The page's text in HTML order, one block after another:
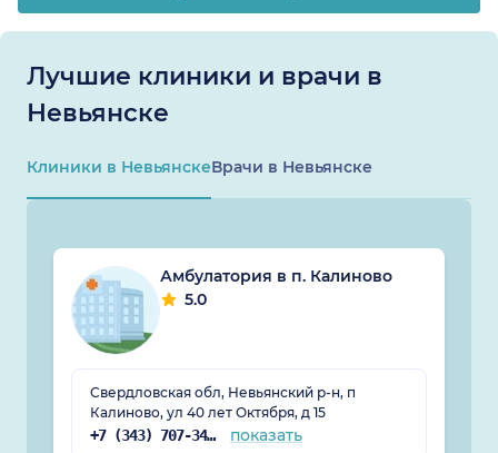
Лучшие клиники и врачи в
Невьянске
Клиники в НевьянскеВрачи в Невьянске
Амбулатория в п. Калиново
5.0
Свердловская обл, Невьянский р-н, п
Калиново, ул 40 лет Октября, д 15
+7 (343) 707-34-04 показать